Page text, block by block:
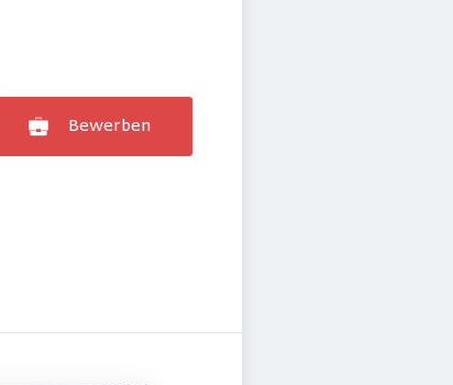
Bewerben